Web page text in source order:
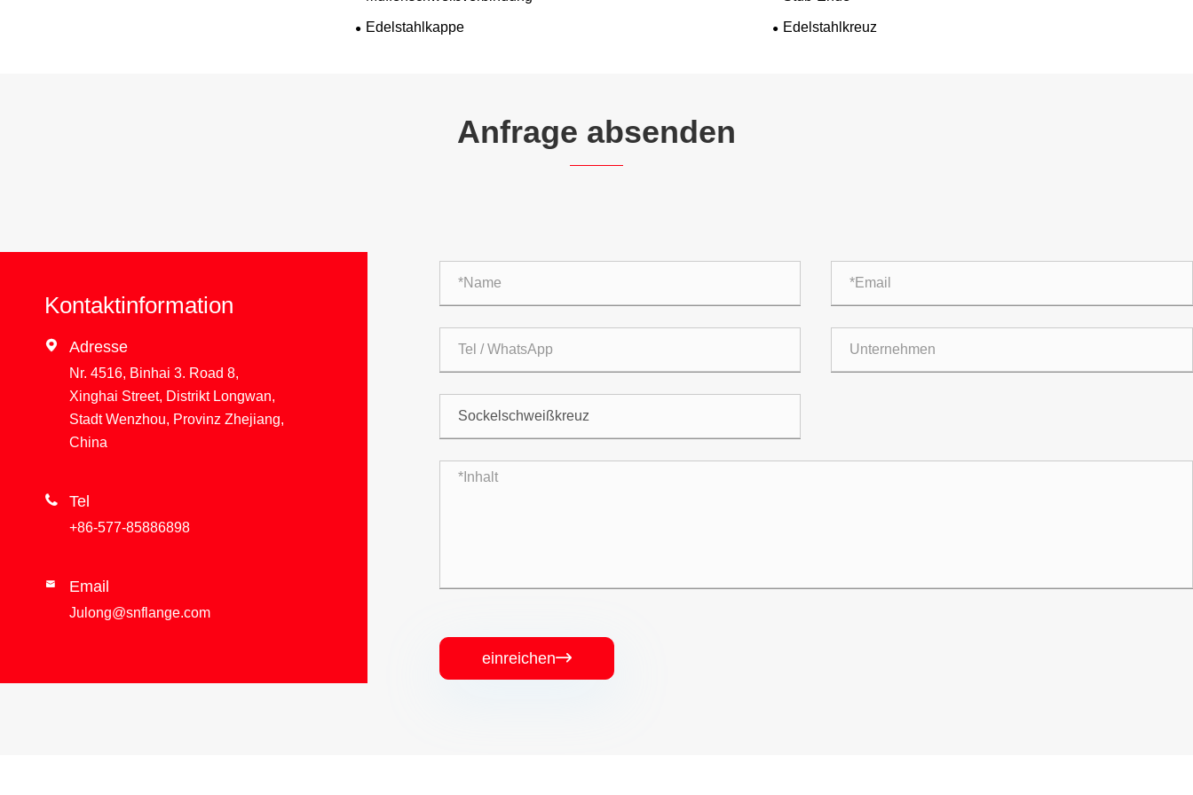
Edelstahlkappe Edelstahlkreuz
Anfrage absenden
Kontaktinformation
 Adresse
Nr. 4516, Binhai 3. Road 8,
Xinghai Street, Distrikt Longwan,
Stadt Wenzhou, Provinz Zhejiang,
China
 Tel
+86-577-85886898
 Email
Julong@snflange.com
einreichen